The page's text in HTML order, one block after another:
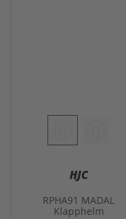
HJC
RPHA91 MADAL
Klapphelm